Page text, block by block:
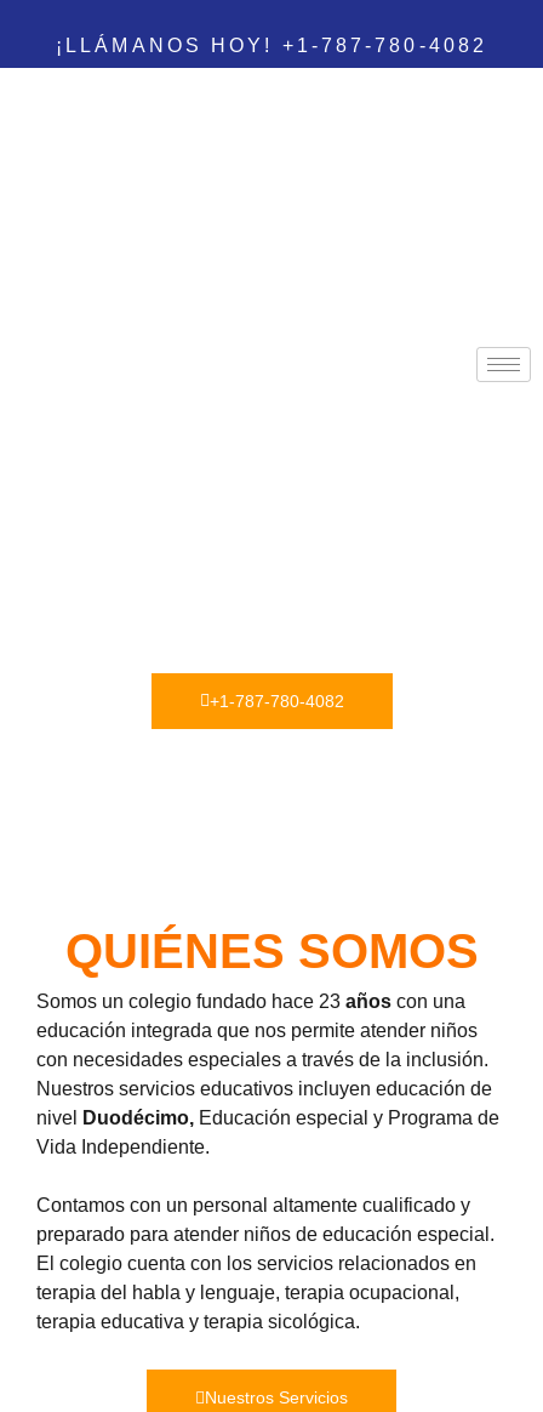
¡LLÁMANOS HOY! +1-787-780-4082
+1-787-780-4082
QUIÉNES SOMOS
Somos un colegio fundado hace 23 años con una
educación integrada que nos permite atender niños
con necesidades especiales a través de la inclusión.
Nuestros servicios educativos incluyen educación de
nivel
Duodécimo, Educación especial y Programa de
Vida Independiente.
Contamos con un personal altamente cualificado y
preparado para atender niños de educación especial.
El colegio cuenta con los servicios relacionados en
terapia del habla y lenguaje, terapia ocupacional,
terapia educativa y terapia sicológica.
Nuestros Servicios